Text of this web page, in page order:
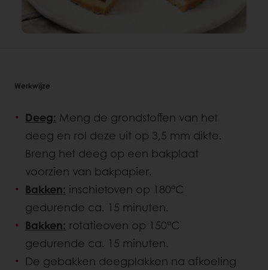
Werkwijze
Deeg: Meng de grondstoffen van het
deeg en rol deze uit op 3,5 mm dikte.
Breng het deeg op een bakplaat
voorzien van bakpapier.
Bakken: inschietoven op 180°C
gedurende ca. 15 minuten.
Bakken: rotatieoven op 150°C
gedurende ca. 15 minuten.
De gebakken deegplakken na afkoeling